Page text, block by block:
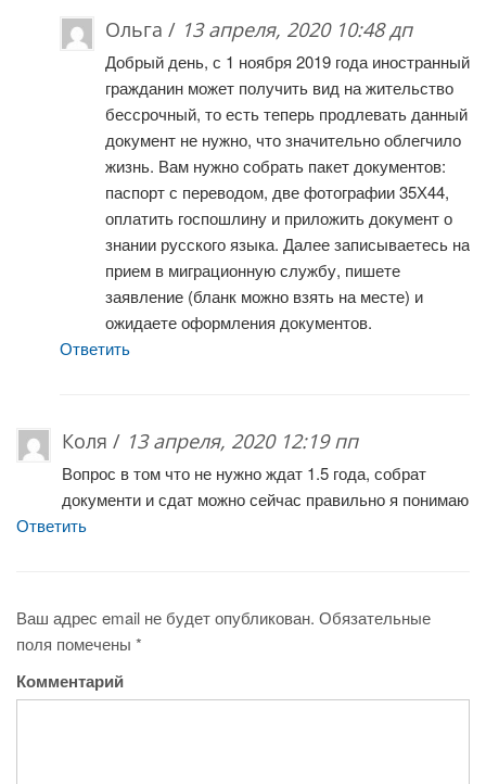
Ольга / 13 апреля, 2020 10:48 дп
Добрый день, с 1 ноября 2019 года иностранный
гражданин может получить вид на жительство
бессрочный, то есть теперь продлевать данный
документ не нужно, что значительно облегчило
жизнь. Вам нужно собрать пакет документов:
паспорт с переводом, две фотографии 35Х44,
оплатить госпошлину и приложить документ о
знании русского языка. Далее записываетесь на
прием в миграционную службу, пишете
заявление (бланк можно взять на месте) и
ожидаете оформления документов.
Ответить
Коля / 13 апреля, 2020 12:19 пп
Вопрос в том что не нужно ждат 1.5 года, собрат
документи и сдат можно сейчас правильно я понимаю
Ответить
Ваш адрес email не будет опубликован. Обязательные
поля помечены *
Комментарий